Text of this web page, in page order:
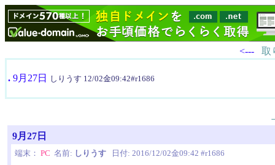
<--- 取
. 9月27日 しりうす 12/02金09:42#r1686
9月27日
端末： PC 名前: しりうす 日付: 2016/12/02金09:42 #r1686